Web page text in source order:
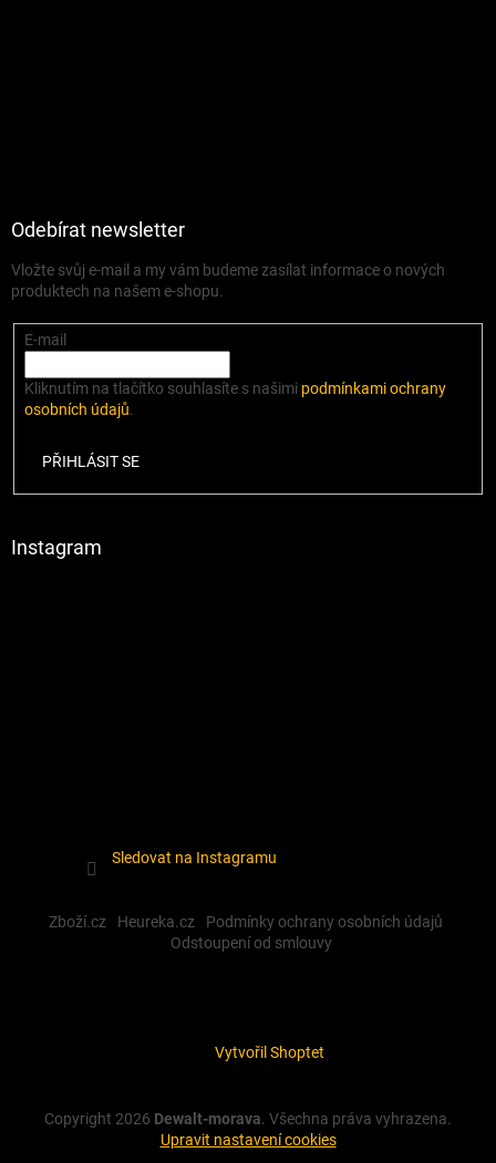
Odebírat newsletter
Vložte svůj e-mail a my vám budeme zasílat informace o nových
produktech na našem e-shopu.
E-mail
Kliknutím na tlačítko souhlasíte s našimi podmínkami ochrany
osobních údajů.
PŘIHLÁSIT SE
Instagram
Sledovat na Instagramu
Zboží.cz Heureka.cz
Podmínky ochrany osobních údajů
Odstoupení od smlouvy
Vytvořil Shoptet
Copyright 2026 Dewalt-morava. Všechna práva vyhrazena.
Upravit nastavení cookies